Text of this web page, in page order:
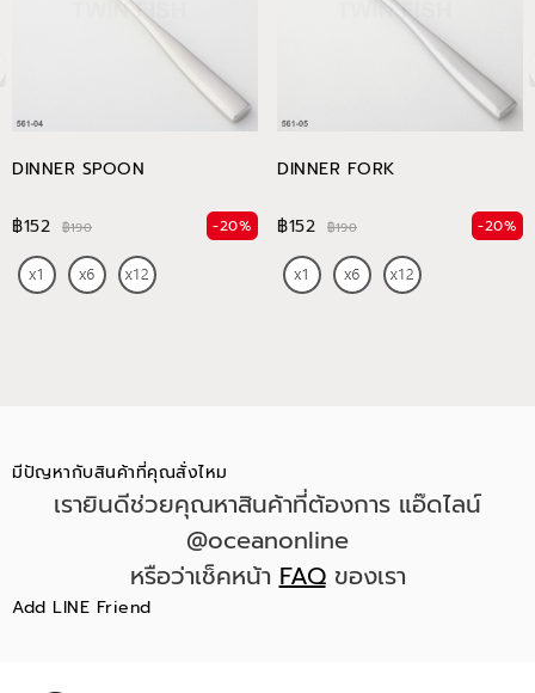
DINNER SPOON
฿152 ฿190 -20%
DINNER FORK
฿152 ฿190 -20%
มีปัญหากับสินค้าที่คุณสั่งไหม
เรายินดีช่วยคุณหาสินค้าที่ต้องการ แอ๊ดไลน์
@oceanonline
หรือว่าเช็คหน้าFAQของเรา
Add LINE Friend